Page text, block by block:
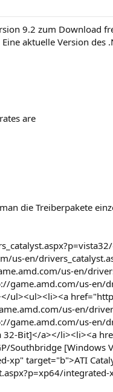
9.2 zum Download
aktuelle Version
are
die Treiberpakete
en/
us-en/
game.amd.com/us-en/
ul><ul><li><a
us-en/
us-en/
Bit]</a></li><li><a
Southbridge [Windows
target="b">ATI
integrated-